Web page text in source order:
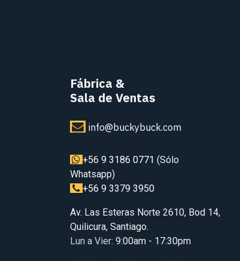
Fábrica &
Sala de Ventas
info@buckybuck.com
+56 9 3186 0771 (Sólo
Whatsapp)
+56 9 3379 3950
Av. Las Esteras Norte 2610, Bod 14,
Quilicura, Santiago.
Lun a Vier: 9:00am - 17:30pm